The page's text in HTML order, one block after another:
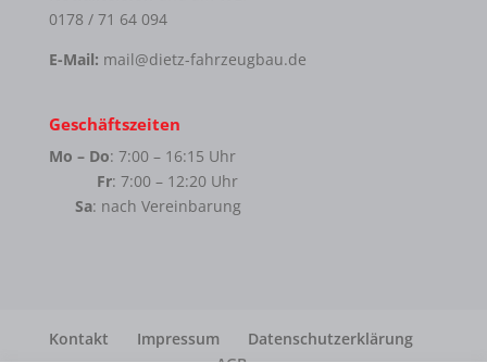
0178 / 71 64 094
E-Mail: mail@dietz-fahrzeugbau.de
Geschäftszeiten
Mo – Do: 7:00 – 16:15 Uhr
Fr: 7:00 – 12:20 Uhr
Sa: nach Vereinbarung
Kontakt Impressum
Datenschutzerklärung